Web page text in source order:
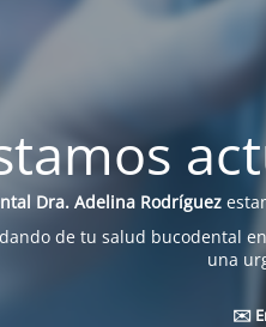
Dra. Adelina Rodríguez
de tu salud bucodental en
una
✉️